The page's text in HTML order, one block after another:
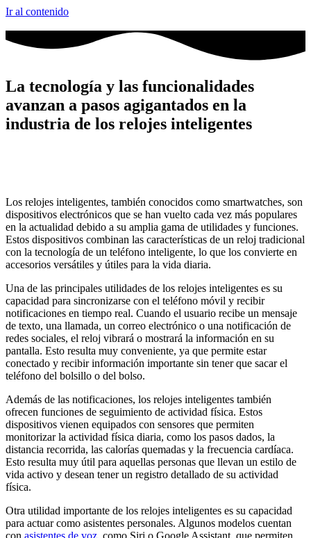
Ir al contenido
La tecnología y las funcionalidades
avanzan a pasos agigantados en la
industria de los relojes inteligentes
Los relojes inteligentes, también conocidos como smartwatches, son
dispositivos electrónicos que se han vuelto cada vez más populares
en la actualidad debido a su amplia gama de utilidades y funciones.
Estos dispositivos combinan las características de un reloj tradicional
con la tecnología de un teléfono inteligente, lo que los convierte en
accesorios versátiles y útiles para la vida diaria.
Una de las principales utilidades de los relojes inteligentes es su
capacidad para sincronizarse con el teléfono móvil y recibir
notificaciones en tiempo real. Cuando el usuario recibe un mensaje
de texto, una llamada, un correo electrónico o una notificación de
redes sociales, el reloj vibrará o mostrará la información en su
pantalla. Esto resulta muy conveniente, ya que permite estar
conectado y recibir información importante sin tener que sacar el
teléfono del bolsillo o del bolso.
Además de las notificaciones, los relojes inteligentes también
ofrecen funciones de seguimiento de actividad física. Estos
dispositivos vienen equipados con sensores que permiten
monitorizar la actividad física diaria, como los pasos dados, la
distancia recorrida, las calorías quemadas y la frecuencia cardíaca.
Esto resulta muy útil para aquellas personas que llevan un estilo de
vida activo y desean tener un registro detallado de su actividad
física.
Otra utilidad importante de los relojes inteligentes es su capacidad
para actuar como asistentes personales. Algunos modelos cuentan
con asistentes de voz, como Siri o Google Assistant, que permiten